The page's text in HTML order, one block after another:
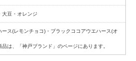
大豆・オレンジ
ース(レモンチョコ)・ブラックココアウエハース(オ
は、「神戸ブランド」のページにあります。